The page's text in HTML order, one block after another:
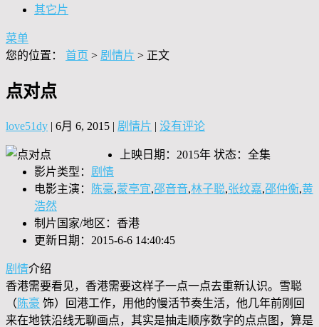
其它片
菜单
您的位置： 首页 > 剧情片 > 正文
点对点
love51dy | 6月 6, 2015 | 剧情片 | 没有评论
上映日期：2015年 状态：全集
影片类型： 剧情
电影主演：
陈豪,蒙亭宜,邵音音,林子聪,张纹嘉,邵仲衡,黄
浩然
制片国家/地区：香港
更新日期：2015-6-6 14:40:45
剧情介绍
香港需要看见，香港需要这样子一点一点去重新认识。雪聪
（ 陈豪 饰）回港工作，用他的慢活节奏生活，他几年前刚回
来在地铁沿线无聊画点，其实是抽走顺序数字的点点图，算是